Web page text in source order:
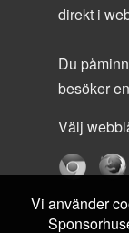
direkt i
Du
besöker
Välj
Vi använder